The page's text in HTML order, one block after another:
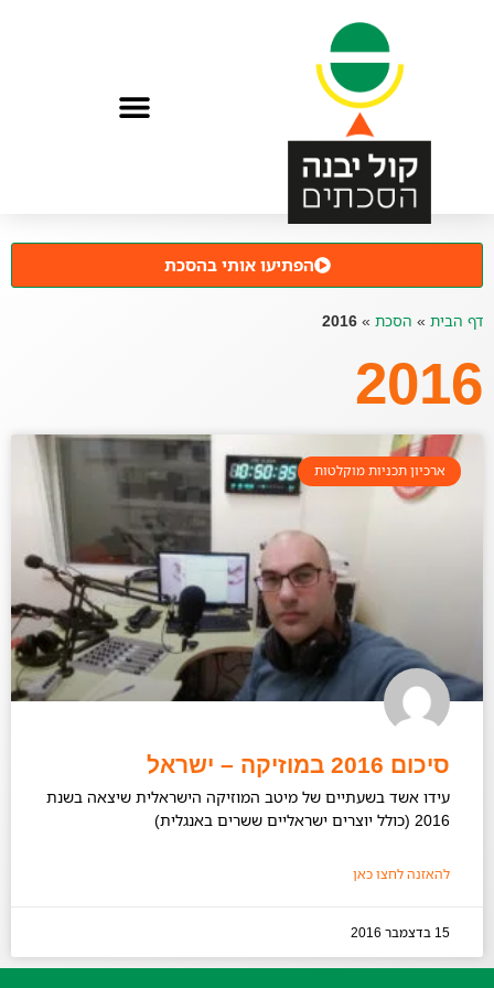
הפתיעו אותי בהסכת
דף הבית » הסכת »
2016
2016
ארכיון תכניות מוקלטות
סיכום 2016 במוזיקה – ישראל
עידו אשד בשעתיים של מיטב המוזיקה הישראלית שיצאה בשנת
2016 (כולל יוצרים ישראליים ששרים באנגלית)
להאזנה לחצו כאן
15 בדצמבר 2016